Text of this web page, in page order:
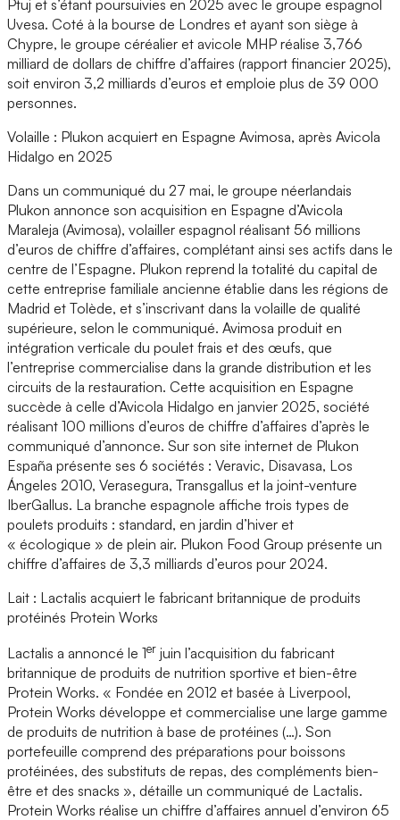
Ptuj et s’étant poursuivies en 2025 avec le groupe espagnol
Uvesa. Coté à la bourse de Londres et ayant son siège à
Chypre, le groupe céréalier et avicole MHP réalise 3,766
milliard de dollars de chiffre d’affaires (rapport financier 2025),
soit environ 3,2 milliards d’euros et emploie plus de 39 000
personnes.
Volaille : Plukon acquiert en Espagne Avimosa, après Avicola
Hidalgo en 2025
Dans un communiqué du 27 mai, le groupe néerlandais
Plukon annonce son acquisition en Espagne d’Avicola
Maraleja (Avimosa), volailler espagnol réalisant 56 millions
d’euros de chiffre d’affaires, complétant ainsi ses actifs dans le
centre de l’Espagne. Plukon reprend la totalité du capital de
cette entreprise familiale ancienne établie dans les régions de
Madrid et Tolède, et s’inscrivant dans la volaille de qualité
supérieure, selon le communiqué. Avimosa produit en
intégration verticale du poulet frais et des œufs, que
l’entreprise commercialise dans la grande distribution et les
circuits de la restauration. Cette acquisition en Espagne
succède à celle d’Avicola Hidalgo en janvier 2025, société
réalisant 100 millions d’euros de chiffre d’affaires d’après le
communiqué d’annonce. Sur son site internet de Plukon
España présente ses 6 sociétés : Veravic, Disavasa, Los
Ángeles 2010, Verasegura, Transgallus et la joint-venture
IberGallus. La branche espagnole affiche trois types de
poulets produits : standard, en jardin d’hiver et
« écologique » de plein air. Plukon Food Group présente un
chiffre d’affaires de 3,3 milliards d’euros pour 2024.
Lait : Lactalis acquiert le fabricant britannique de produits
protéinés Protein Works
Lactalis a annoncé le 1er juin l’acquisition du fabricant
britannique de produits de nutrition sportive et bien-être
Protein Works. « Fondée en 2012 et basée à Liverpool,
Protein Works développe et commercialise une large gamme
de produits de nutrition à base de protéines (…). Son
portefeuille comprend des préparations pour boissons
protéinées, des substituts de repas, des compléments bien-
être et des snacks », détaille un communiqué de Lactalis.
Protein Works réalise un chiffre d’affaires annuel d’environ 65